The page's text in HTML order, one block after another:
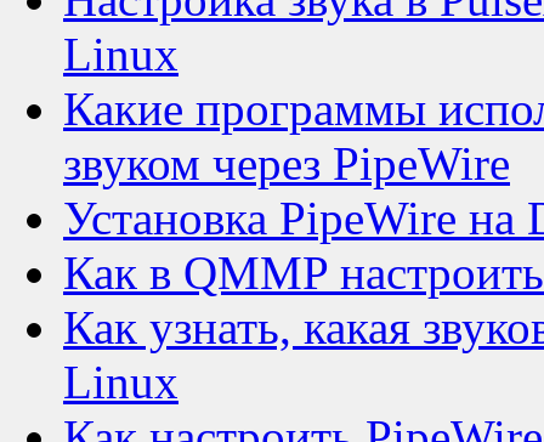
Linux
Какие программы
звуком через PipeWire
Установка PipeWire
Как в QMMP
Как узнать, какая
Linux